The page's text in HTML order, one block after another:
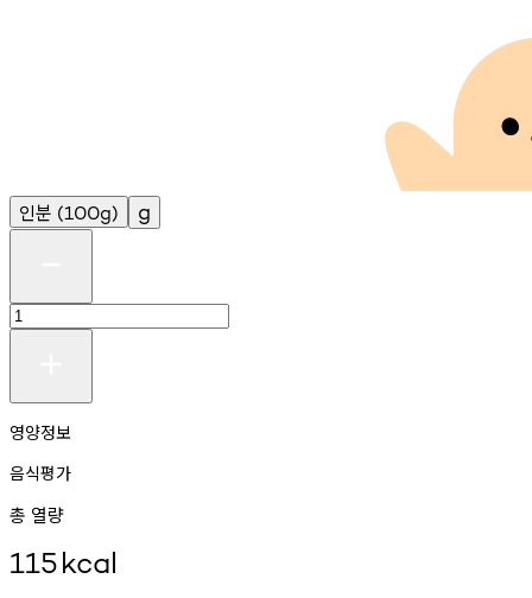
인분 (100g) g
영양정보
음식평가
총 열량
115kcal